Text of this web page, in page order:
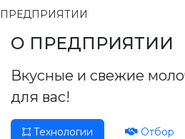
(81755) 2-10-14
Контакты
ПРЕДПРИЯТИИ
О ПРЕДПРИЯТИИ
Вкусные и свежие
для вас!
Технологии
Отбор